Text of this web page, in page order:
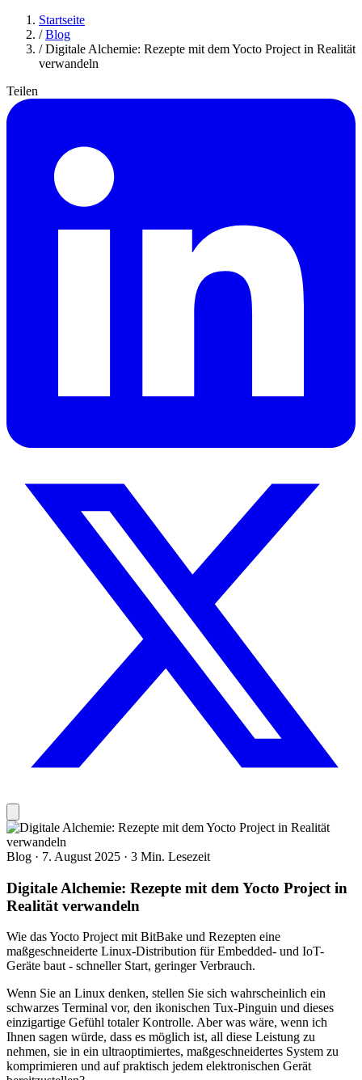
Startseite
/ Blog
/ Digitale Alchemie: Rezepte mit dem Yocto Project in Realität
verwandeln
Teilen
Blog · 7. August 2025 · 3 Min. Lesezeit
Digitale Alchemie: Rezepte mit dem Yocto Project in
Realität verwandeln
Wie das Yocto Project mit BitBake und Rezepten eine
maßgeschneiderte Linux-Distribution für Embedded- und IoT-
Geräte baut - schneller Start, geringer Verbrauch.
Wenn Sie an Linux denken, stellen Sie sich wahrscheinlich ein
schwarzes Terminal vor, den ikonischen Tux-Pinguin und dieses
einzigartige Gefühl totaler Kontrolle. Aber was wäre, wenn ich
Ihnen sagen würde, dass es möglich ist, all diese Leistung zu
nehmen, sie in ein ultraoptimiertes, maßgeschneidertes System zu
komprimieren und auf praktisch jedem elektronischen Gerät